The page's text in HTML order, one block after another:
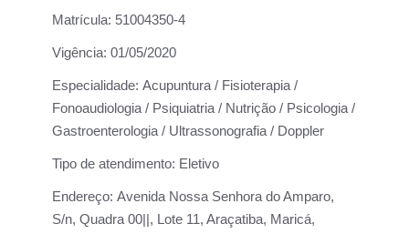
Matrícula: 51004350-4
Vigência: 01/05/2020
Especialidade: Acupuntura / Fisioterapia /
Fonoaudiologia / Psiquiatria / Nutrição / Psicologia /
Gastroenterologia / Ultrassonografia / Doppler
Tipo de atendimento: Eletivo
Endereço: Avenida Nossa Senhora do Amparo,
S/n, Quadra 00||, Lote 11, Araçatiba, Maricá,